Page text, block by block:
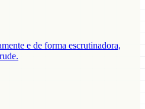
e de forma escrutinadora,